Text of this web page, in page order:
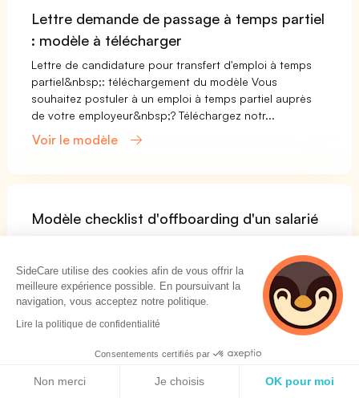
Lettre demande de passage à temps partiel
: modèle à télécharger
Lettre de candidature pour transfert d'emploi à temps
partiel&nbsp;: téléchargement du modèle Vous
souhaitez postuler à un emploi à temps partiel auprès
de votre employeur&nbsp;? Téléchargez notr...
Voir le modèle
Modèle checklist d'offboarding d'un salarié
désigne la période précédant le départ, souhaité ou
non, d'un salarié. Vous devez l’accompagner de sorte à
ce qu’il n’y ait pas de litiges entre...
Voir le modèle
SideCare utilise des cookies afin de vous offrir la
meilleure expérience possible. En poursuivant la
navigation, vous acceptez notre politique.
Lire la politique de confidentialité
Consentements certifiés par
Non merci Je choisis OK pour moi